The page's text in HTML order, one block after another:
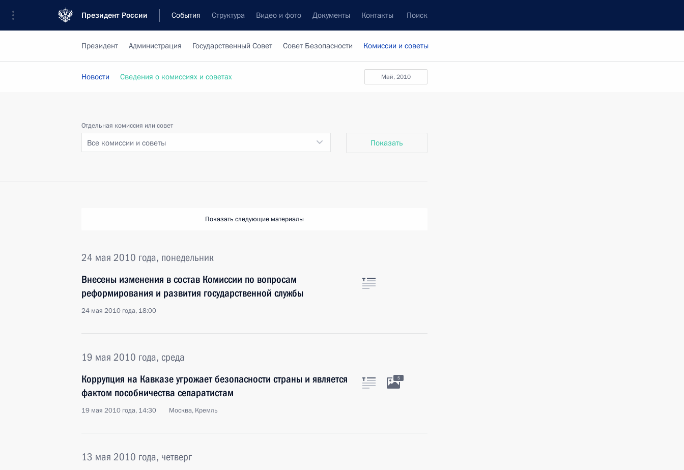
Президент России События Структура Видео и фото Документы Контакты Поиск
Президент Администрация Государственный Совет Совет Безопасности Комиссии и советы
май, 2010
Новости Сведения о комиссиях и советах
Отдельная комиссия или совет
Все комиссии и советы Показать
Показать следующие материалы
24 мая 2010 года, понедельник
Внесены изменения в состав Комиссии по вопросам
реформирования и развития государственной службы
24 мая 2010 года, 18:00
19 мая 2010 года, среда
Коррупция на Кавказе угрожает безопасности страны и является
фактом пособничества сепаратистам
19 мая 2010 года, 14:30 Москва, Кремль
5
13 мая 2010 года, четверг